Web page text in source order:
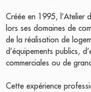
Créée en 1995, l’Atelier
lors ses domaines de
de la réalisation de
d’équipements publics,
commerciales ou de
Cette expérience